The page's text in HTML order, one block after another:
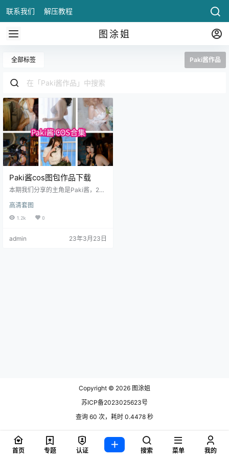
联系我们 解压教程
图涂姐
全部标签 Paki酱作品
Paki酱cos图包作品下载
本期我们分享的主角是Paki酱，20
0cm，三围为82-58-76/cm，围脖
网荭、外拍模特，之前的围脖账号
作为主，随着对二茨元.
高清套图
1.2k 0
admin 23年3月23日
Copyright © 2026 图涂姐
苏ICP备2023025623号
查询 60 次，耗时 0.4478 秒
首页 专题 认证 搜索 菜单 我的